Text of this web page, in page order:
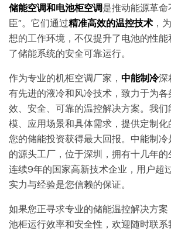
储能空调和电池柜空调是推动能源革命
臣”。它们通过精准高效的温控技术 ，
想的工作环境，不仅提升了电池的性
了储能系统的安全可靠运行。
作为专业的机柜空调厂家， 中能制冷深
有先进的液冷和风冷技术，致力于为
效、安全、可靠的温控解决方案。我
模、应用场景和具体需求，提供定制
您的储能投资获得最大回报。中能制
的源头工厂，位于深圳，拥有十几年
连续9年的国家高新技术企业，用户超
实力与经验是您信赖的保证。
如果您正寻求专业的储能温控解决方
池柜运行效率和安全性，欢迎随时联系